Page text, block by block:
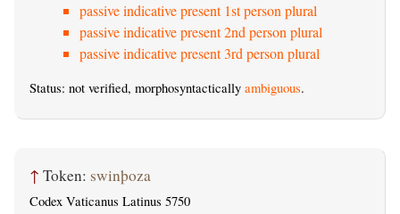
passive indicative present 1st person plural
passive indicative present 2nd person plural
passive indicative present 3rd person plural
Status: not verified, morphosyntactically ambiguous.
↑ Token: swinþoza
Codex Vaticanus Latinus 5750